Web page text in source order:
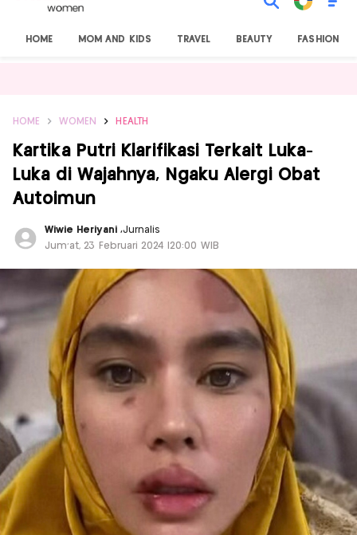
HOME MOM AND KIDS TRAVEL BEAUTY FASHION
HOME WOMEN HEALTH
Kartika Putri Klarifikasi Terkait Luka-
Luka di Wajahnya, Ngaku Alergi Obat
Autoimun
Wiwie Heriyani ,Jurnalis
Jum'at, 23 Februari 2024 |20:00 WIB